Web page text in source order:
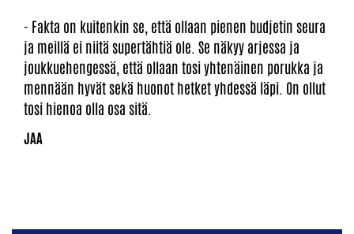
- Fakta on kuitenkin se, että ollaan pienen budjetin seura
ja meillä ei niitä supertähtiä ole. Se näkyy arjessa ja
joukkuehengessä, että ollaan tosi yhtenäinen porukka ja
mennään hyvät sekä huonot hetket yhdessä läpi. On ollut
tosi hienoa olla osa sitä.